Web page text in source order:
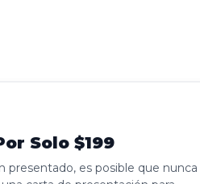
Solo $199
presentado, es posible que nunca